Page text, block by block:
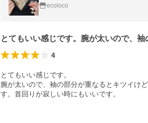
ecoloco
とてもいい感じです。腕が太いので、
4
とてもいい感じです。
腕が太いので、袖の部分が重なるとキツイけ
す。首回りが寂しい時にもいいです。